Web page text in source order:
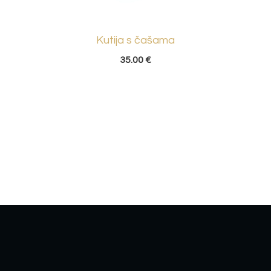
Kutija s čašama
35.00€